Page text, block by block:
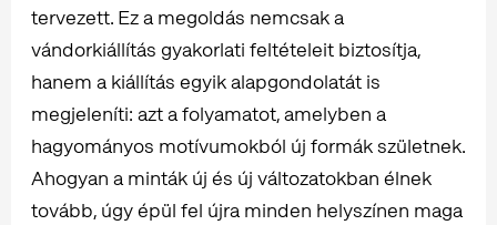
tervezett. Ez a megoldás nemcsak a
vándorkiállítás gyakorlati feltételeit biztosítja,
hanem a kiállítás egyik alapgondolatát is
megjeleníti: azt a folyamatot, amelyben a
hagyományos motívumokból új formák születnek.
Ahogyan a minták új és új változatokban élnek
tovább, úgy épül fel újra minden helyszínen maga